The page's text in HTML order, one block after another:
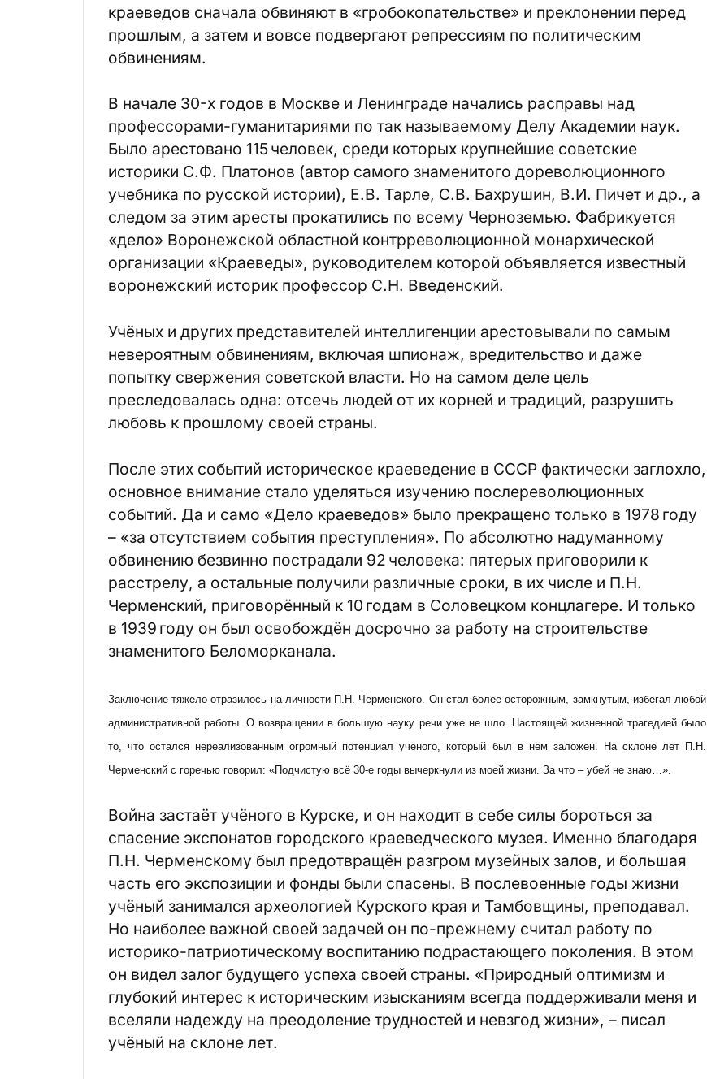
краеведов сначала обвиняют в «гробокопательстве» и преклонении перед
прошлым, а затем и вовсе подвергают репрессиям по политическим
обвинениям.
В начале 30-х годов в Москве и Ленинграде начались расправы над
профессорами-гуманитариями по так называемому Делу Академии наук.
Было арестовано 115 человек, среди которых крупнейшие советские
историки С.Ф. Платонов (автор самого знаменитого дореволюционного
учебника по русской истории), Е.В. Тарле, С.В. Бахрушин, В.И. Пичет и др., а
следом за этим аресты прокатились по всему Черноземью. Фабрикуется
«дело» Воронежской областной контрреволюционной монархической
организации «Краеведы», руководителем которой объявляется известный
воронежский историк профессор С.Н. Введенский.
Учёных и других представителей интеллигенции арестовывали по самым
невероятным обвинениям, включая шпионаж, вредительство и даже
попытку свержения советской власти. Но на самом деле цель
преследовалась одна: отсечь людей от их корней и традиций, разрушить
любовь к прошлому своей страны.
После этих событий историческое краеведение в СССР фактически заглохло,
основное внимание стало уделяться изучению послереволюционных
событий. Да и само «Дело краеведов» было прекращено только в 1978 году
– «за отсутствием события преступления». По абсолютно надуманному
обвинению безвинно пострадали 92 человека: пятерых приговорили к
расстрелу, а остальные получили различные сроки, в их числе и П.Н.
Черменский, приговорённый к 10 годам в Соловецком концлагере. И только
в 1939 году он был освобождён досрочно за работу на строительстве
знаменитого Беломорканала.
Заключение тяжело отразилось на личности П.Н. Черменского. Он стал более осторожным, замкнутым, избегал любой
административной работы. О возвращении в большую науку речи уже не шло. Настоящей жизненной трагедией было
то, что остался нереализованным огромный потенциал учёного, который был в нём заложен. На склоне лет П.Н.
Черменский с горечью говорил: «Подчистую всё 30-е годы вычеркнули из моей жизни. За что – убей не знаю…».
Война застаёт учёного в Курске, и он находит в себе силы бороться за
спасение экспонатов городского краеведческого музея. Именно благодаря
П.Н. Черменскому был предотвращён разгром музейных залов, и большая
часть его экспозиции и фонды были спасены. В послевоенные годы жизни
учёный занимался археологией Курского края и Тамбовщины, преподавал.
Но наиболее важной своей задачей он по-прежнему считал работу по
историко-патриотическому воспитанию подрастающего поколения. В этом
он видел залог будущего успеха своей страны. «Природный оптимизм и
глубокий интерес к историческим изысканиям всегда поддерживали меня и
вселяли надежду на преодоление трудностей и невзгод жизни», – писал
учёный на склоне лет.